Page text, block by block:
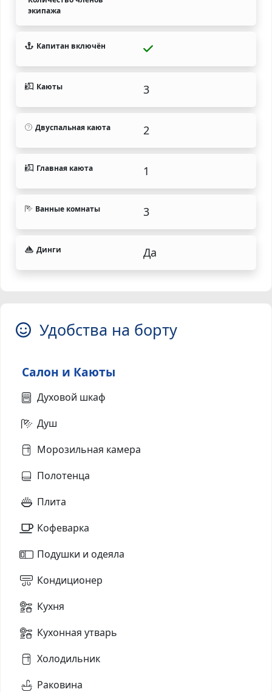
экипажа
Капитан включён
Каюты 3
Двуспальная каюта 2
Главная каюта 1
Ванные комнаты 3
Динги Да
Удобства на борту
Салон и Каюты
Духовой шкаф
Душ
Морозильная камера
Полотенца
Плита
Кофеварка
Подушки и одеяла
Кондиционер
Кухня
Кухонная утварь
Холодильник
Раковина